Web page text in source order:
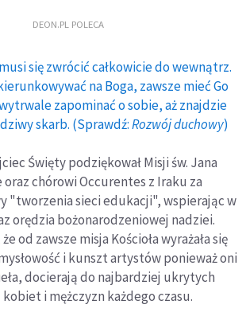
DEON.PL POLECA
się zwrócić całkowicie do wewnątrz.
na Boga, zawsze mieć Go
zapominać o sobie, aż znajdzie
skarb. (Sprawdź:Rozwój duchowy)
Święty podziękował Misji św. Jana
oraz chórowi Occurentes z Iraku za
"tworzenia sieci edukacji", wspierając w
orędzia bożonarodzeniowej nadziei.
od zawsze misja Kościoła wyrażała się
i kunszt artystów ponieważ oni
docierają do najbardziej ukrytych
i mężczyzn każdego czasu.